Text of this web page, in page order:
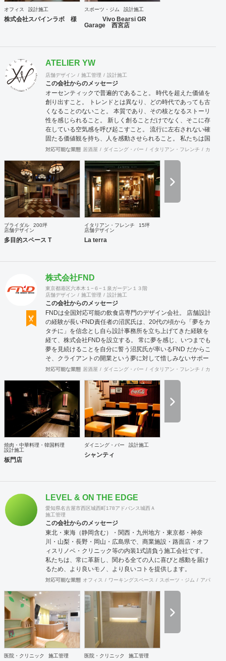
全国のオフィスビルや店舗物件の情報を集約し、出店希望の
多い都心部、郊外主要駅をはじめ、ロードサイドの主要幹線
オフィス 設計施工
株式会社スパインラボ 様
スポーツ・ジム 設計施工
Vivo Bearsi GR
Garage 西宮店
ATELIER YW
店舗デザイン 施工管理 設計施工
この会社からのメッセージ
オーセンティックで普遍的であること。 時代を超えた価値を
創り出すこと。 トレンドとは異なり、どの時代であっても古
くなることのないこと。 本質であり、その核となるストーリ
性を感じられること。 新しく創ることだけでなく、そこに存
在している空気感を呼び起こすこと。 流行に左右されない確
固たる価値観を持ち、人を感動させられること。 私たちは国
際的なバランス感覚を持ちながら、 柔軟に設計デザインする
続けていきたいと考えています。
対応可能な業態 居酒屋 ダイニング・バー イタリアン・フレンチ カフェ
ブライダル
200坪
店舗デザイン
多目的スペース T
イタリアン・フレンチ
15坪
店舗デザイン
La terra
株式会社FND
東京都港区六本木１−６−１泉ガーデン１３階
店舗デザイン
施工管理 設計施工
この会社からのメッセージ
FNDは全国対応可能の飲食店専門のデザイン会社。 店舗設計
の経験が長いFND責任者の沼尻氏は、20代の頃から「夢をカ
タチに」を信念とし自ら設計事務所を立ち上げてきた経験を
経て、株式会社FNDを設立する。 常に夢を感じ、いつまでも
夢を見続けることを自分に誓う沼尻氏が率いるFND だからこ
そ、クライアントの開業という夢に対して惜しみないサポー
トをしていきます。 事業内容といたしましては、 ■店舗デザ
ン・ロゴ・グラフィックデザイン ■CADオペレーション・
CG制作 ■イベント・展示会企画設営 店舗設計・開業につい
てのご相談は無料です。
対応可能な業態 居酒屋 ダイニング・バー イタリアン・フレンチ カフェ
焼肉・中華料理・韓国料理
設計施工
板門店
ダイニング・バー 設計施工
シャンティ
LEVEL & ON THE EDGE
愛知県名古屋市西区城西町178アドバンス城西Ａ
施工管理
この会社からのメッセージ
東北・東海（静岡含む）・関西・九州地方・東京都・神奈
川・山梨・長野・岡山・広島県で、商業施設・路面店・オフ
ィスリノベ・クリニック等の内装1式請負う施工会社です。
私たちは、常に革新し、関わる全ての人に喜びと感動を届け
るため、より良いモノ、より良いコトを提供します。
対応可能な業態 オフィス ワーキングスペース スポーツ・ジム アパレル
医院・クリニック 施工管理 医院・クリニック 施工管理